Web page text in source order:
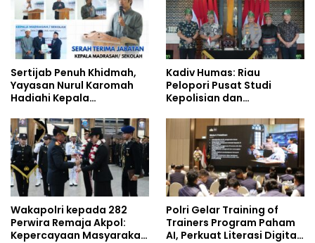
Sertijab Penuh Khidmah,
Yayasan Nurul Karomah
Hadiahi Kepala
Umrah
Kadiv Humas: Riau
Pelopori Pusat Studi
Kepolisian dan
Policing Masuki Babak
Wakapolri kepada 282
Perwira Remaja Akpol:
Kepercayaan Masyarakat
Polri Gelar Training of
Trainers Program Paham
AI, Perkuat Literasi Digital